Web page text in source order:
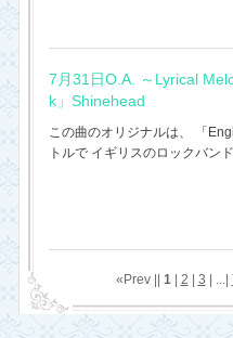
7月31日O.A. ～Lyrical
k」Shinehead
この曲のオリジナルは、 「
トルで イギリスのロックバン
«Prev || 1| 2 3 | ...|